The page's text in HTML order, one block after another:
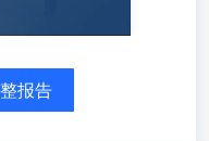
上方空
报告